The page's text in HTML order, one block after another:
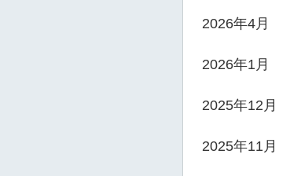
2026年4月
2026年1月
2025年12月
2025年11月